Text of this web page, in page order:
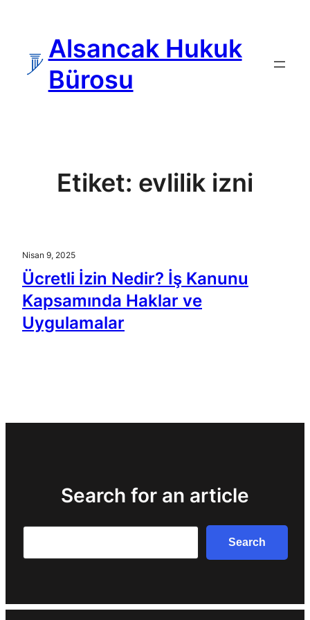
Alsancak Hukuk
Bürosu
Etiket: evlilik izni
Nisan 9, 2025
Ücretli İzin Nedir? İş Kanunu
Kapsamında Haklar ve
Uygulamalar
Search for an article
Search